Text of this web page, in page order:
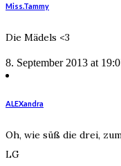
Miss.Tammy
Die Mädels <3
8. September 2013 at
ALEXandra
Oh, wie süß die drei,
LG